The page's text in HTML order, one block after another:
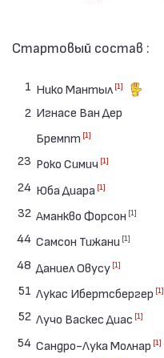
Стартовый состав :
1 Нико Мантыл [1]
2 Игнасе Ван Дер
Бремпт [1]
23 Роко Симич [1]
24 Юба Диара [1]
32 Аманкво Форсон [1]
44 Самсон Тижани [1]
48 Даниел Овусу [1]
51 Лукас Ибертсбергер [1]
52 Лучо Васкес Диас [1]
54 Сандро-Лука Молнар [1]